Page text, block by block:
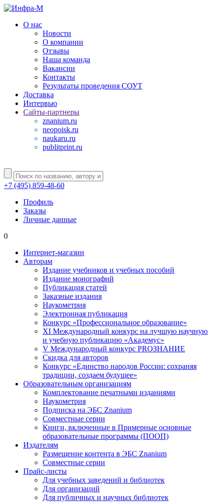
О нас
Новости
О компании
Отзывы
Наша команда
Вакансии
Контакты
Результаты проведения СОУТ
Доставка
Интервью
Сайты-партнеры
znanium.ru
neopoisk.ru
naukaru.ru
publitprint.ru
+7 (495) 859-48-60
Профиль
Заказы
Личные данные
0
Интернет-магазин
Авторам
Издание учебников и учебных пособий
Издание монографий
Публикация статей
Заказные издания
Наукометрия
Электронная публикация
Конкурс «Профессиональное образование»
XI Международный конкурс на лучшую научную
и учебную публикацию «Академус»
V Международный конкурс PROЗНАНИЕ
Скидка для авторов
Конкурс «Единство народов России: сохраняя
традиции, создаем будущее»
Образовательным организациям
Комплектование печатными изданиями
Наукометрия
Подписка на ЭБС Znanium
Совместные серии
Книги, включенные в Примерные основные
образовательные программы (ПООП)
Издателям
Размещение контента в ЭБС Znanium
Совместные серии
Прайс-листы
Для учебных заведений и библиотек
Для организаций
Для публичных и научных библиотек